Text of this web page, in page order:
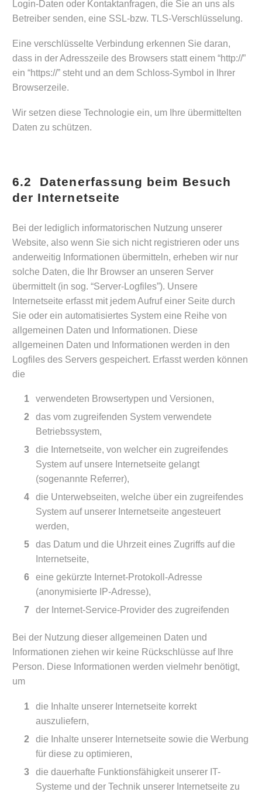
Login-Daten oder Kontaktanfragen, die Sie an uns als
Betreiber senden, eine SSL-bzw. TLS-Verschlüsselung.
Eine verschlüsselte Verbindung erkennen Sie daran,
dass in der Adresszeile des Browsers statt einem “http://”
ein “https://” steht und an dem Schloss-Symbol in Ihrer
Browserzeile.
Wir setzen diese Technologie ein, um Ihre übermittelten
Daten zu schützen.
6.2 Datenerfassung beim Besuch
der Internetseite
Bei der lediglich informatorischen Nutzung unserer
Website, also wenn Sie sich nicht registrieren oder uns
anderweitig Informationen übermitteln, erheben wir nur
solche Daten, die Ihr Browser an unseren Server
übermittelt (in sog. “Server-Logfiles”). Unsere
Internetseite erfasst mit jedem Aufruf einer Seite durch
Sie oder ein automatisiertes System eine Reihe von
allgemeinen Daten und Informationen. Diese
allgemeinen Daten und Informationen werden in den
Logfiles des Servers gespeichert. Erfasst werden können
die
verwendeten Browsertypen und Versionen,
das vom zugreifenden System verwendete
Betriebssystem,
die Internetseite, von welcher ein zugreifendes
System auf unsere Internetseite gelangt
(sogenannte Referrer),
die Unterwebseiten, welche über ein zugreifendes
System auf unserer Internetseite angesteuert
werden,
das Datum und die Uhrzeit eines Zugriffs auf die
Internetseite,
eine gekürzte Internet-Protokoll-Adresse
(anonymisierte IP-Adresse),
der Internet-Service-Provider des zugreifenden
Bei der Nutzung dieser allgemeinen Daten und
Informationen ziehen wir keine Rückschlüsse auf Ihre
Person. Diese Informationen werden vielmehr benötigt,
um
die Inhalte unserer Internetseite korrekt
auszuliefern,
die Inhalte unserer Internetseite sowie die Werbung
für diese zu optimieren,
die dauerhafte Funktionsfähigkeit unserer IT-
Systeme und der Technik unserer Internetseite zu